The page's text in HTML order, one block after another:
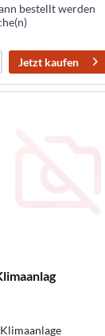
bestellt werden
Jetzt kaufen